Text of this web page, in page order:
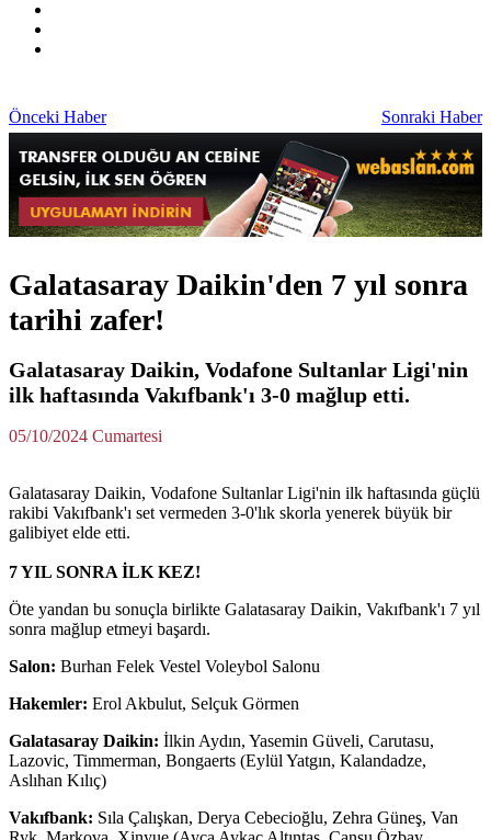
Önceki Haber Sonraki Haber
Galatasaray Daikin'den 7 yıl sonra
tarihi zafer!
Galatasaray Daikin, Vodafone Sultanlar Ligi'nin
ilk haftasında Vakıfbank'ı 3-0 mağlup etti.
05/10/2024 Cumartesi
Galatasaray Daikin, Vodafone Sultanlar Ligi'nin ilk haftasında güçlü
rakibi Vakıfbank'ı set vermeden 3-0'lık skorla yenerek büyük bir
galibiyet elde etti.
7 YIL SONRA İLK KEZ!
Öte yandan bu sonuçla birlikte Galatasaray Daikin, Vakıfbank'ı 7 yıl
sonra mağlup etmeyi başardı.
Salon: Burhan Felek Vestel Voleybol Salonu
Hakemler: Erol Akbulut, Selçuk Görmen
Galatasaray Daikin: İlkin Aydın, Yasemin Güveli, Carutasu,
Lazovic, Timmerman, Bongaerts (Eylül Yatgın, Kalandadze,
Aslıhan Kılıç)
Vakıfbank: Sıla Çalışkan, Derya Cebecioğlu, Zehra Güneş, Van